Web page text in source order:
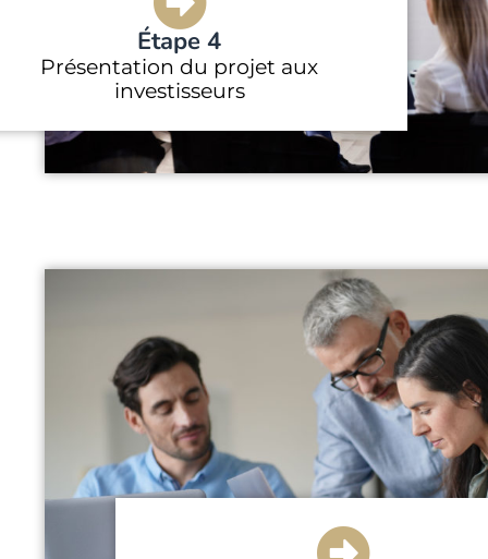
Étape 4
Présentation du projet aux
investisseurs